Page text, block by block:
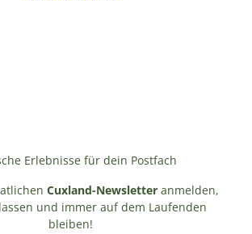
Erlebnisse für dein Postfach
Cuxland-Newsletter anmelden,
und immer auf dem Laufenden
bleiben!